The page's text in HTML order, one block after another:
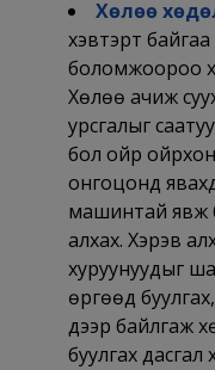
Хөлөө
хэвтэрт
боломжоороо
Хөлөө ачиж
урсгалыг
бол ойр ойрхон
онгоцонд
машинтай явж
алхах. Хэрэв
хуруунуудыг
өргөөд
дээр байлгаж
буулгах дасгал